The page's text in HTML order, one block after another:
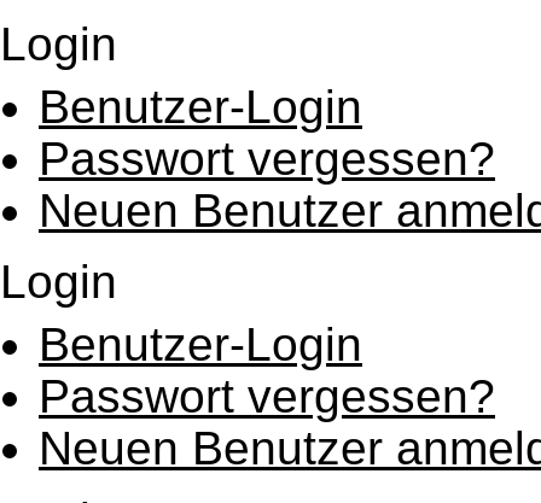
Login
Benutzer-Login
Passwort vergessen?
Neuen Benutzer
Login
Benutzer-Login
Passwort vergessen?
Neuen Benutzer